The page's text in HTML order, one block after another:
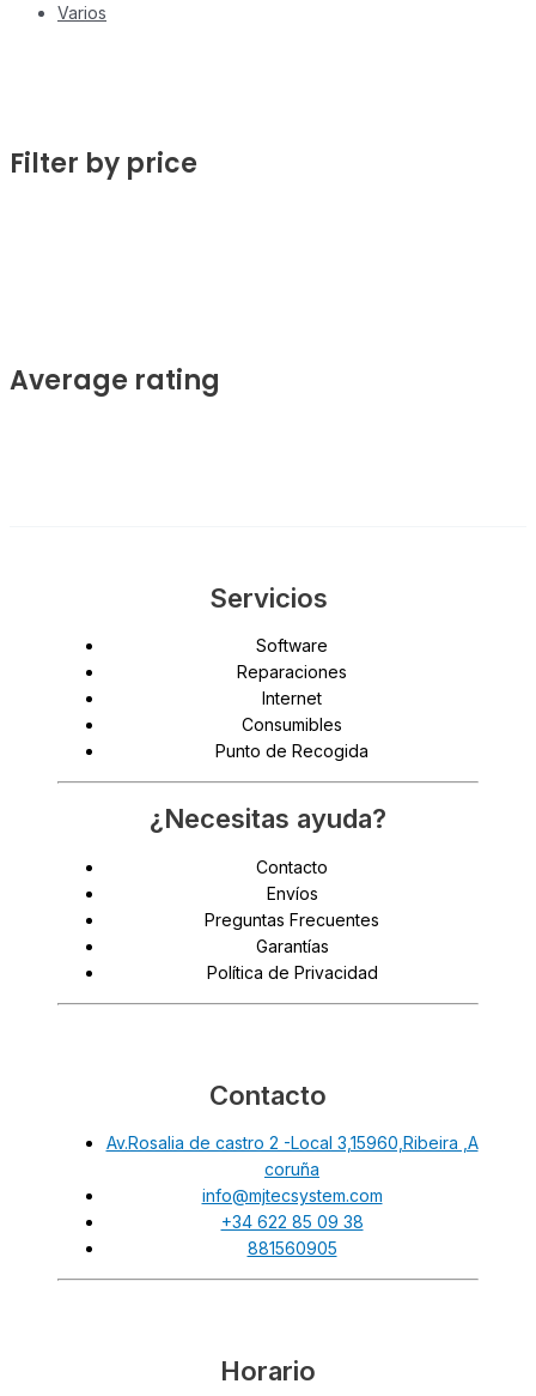
Varios
Filter by price
Average rating
Servicios
Software
Reparaciones
Internet
Consumibles
Punto de Recogida
¿Necesitas ayuda?
Contacto
Envíos
Preguntas Frecuentes
Garantías
Política de Privacidad
Contacto
Av.Rosalia de castro 2 -Local 3,15960,Ribeira ,A
coruña
info@mjtecsystem.com
+34 622 85 09 38
881560905
Horario